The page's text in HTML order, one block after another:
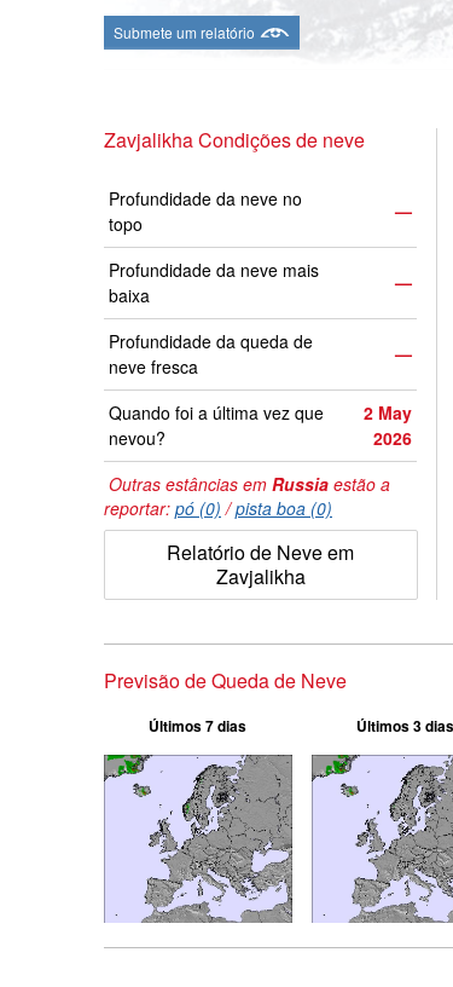
Submete um relatório
Zavjalikha Condições de neve
Profundidade da neve no
topo
—
Profundidade da neve mais
baixa
—
Profundidade da queda de
neve fresca
—
Quando foi a última vez que
nevou?
2 May
2026
Outras estâncias em Russia estão a
reportar: pó (0) /pista boa (0)
Relatório de Neve em
Zavjalikha
Previsão de Queda de Neve
Últimos 7 dias Últimos 3 dias